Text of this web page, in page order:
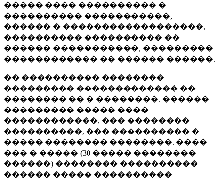
����� ���� ���������� �
���������� �����������,
������ � ������������������,
���������� ���������� ��
������ �����������, ���������
������������ �� ������ ������.
�� ���������� ��������
��������� ������������� ��
�������� �� � ��������. ������
��������� ����� ����
������������, ��� ��������
����������, ��� ���������� �
����� �������� ��������. ����
��� � ����� (30 ����� ��������
������) �������� ����������
������ ����� ����������